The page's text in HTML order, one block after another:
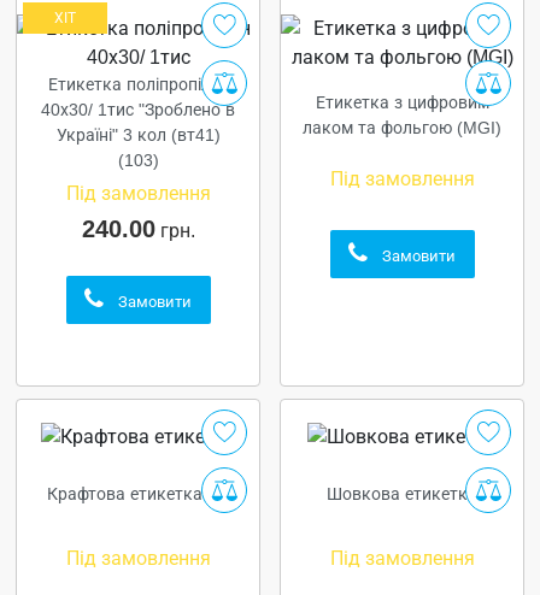
ХІТ
Етикетка поліпропілен
40х30/ 1тис "Зроблено в
Україні" 3 кол (вт41)
(103)
Під замовлення
240.00грн.
Замовити
Етикетка з цифровим
лаком та фольгою (MGI)
Під замовлення
Замовити
Крафтова етикетка (1)
Під замовлення
Шовкова етикетка
Під замовлення